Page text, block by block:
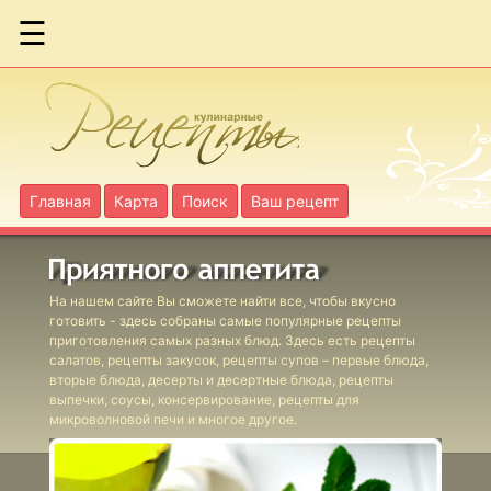
☰
Главная Карта Поиск Ваш рецепт
На нашем сайте Вы сможете найти все, чтобы вкусно
готовить - здесь собраны самые популярные рецепты
приготовления самых разных блюд. Здесь есть рецепты
салатов, рецепты закусок, рецепты супов – первые блюда,
вторые блюда, десерты и десертные блюда, рецепты
выпечки, соусы, консервирование, рецепты для
микроволновой печи и многое другое.
Фаршированная
скумбрия
Форель с
помидорами
Гаше из рыбы
Кабачки
фаршированные
рыбой
Кальмары с
перловой
крупой